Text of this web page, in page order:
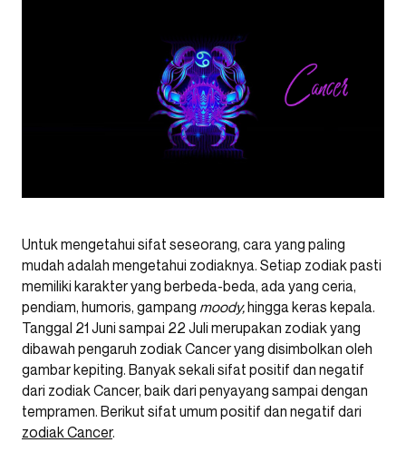
Untuk mengetahui sifat seseorang, cara yang paling
mudah adalah mengetahui zodiaknya. Setiap zodiak pasti
memiliki karakter yang berbeda-beda, ada yang ceria,
pendiam, humoris, gampang moody,hingga keras kepala.
Tanggal 21 Juni sampai 22 Juli merupakan zodiak yang
dibawah pengaruh zodiak Cancer yang disimbolkan oleh
gambar kepiting. Banyak sekali sifat positif dan negatif
dari zodiak Cancer, baik dari penyayang sampai dengan
tempramen. Berikut sifat umum positif dan negatif dari
zodiak Cancer.